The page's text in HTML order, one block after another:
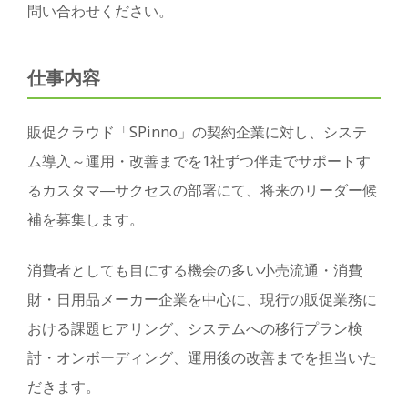
問い合わせください。
仕事内容
販促クラウド「SPinno」の契約企業に対し、システ
ム導入～運用・改善までを1社ずつ伴走でサポートす
るカスタマ―サクセスの部署にて、将来のリーダー候
補を募集します。
消費者としても目にする機会の多い小売流通・消費
財・日用品メーカー企業を中心に、現行の販促業務に
おける課題ヒアリング、システムへの移行プラン検
討・オンボーディング、運用後の改善までを担当いた
だきます。